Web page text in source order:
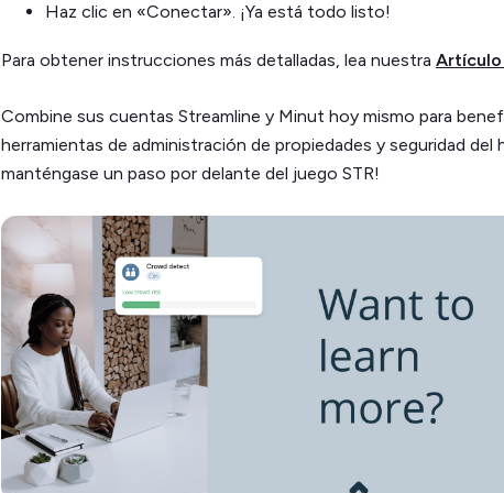
Haz clic en «Conectar». ¡Ya está todo listo!
Para obtener instrucciones más detalladas, lea nuestra
Combine sus cuentas Streamline y Minut hoy mismo para
herramientas de administración de propiedades y seguridad del
manténgase un paso por delante del juego STR!